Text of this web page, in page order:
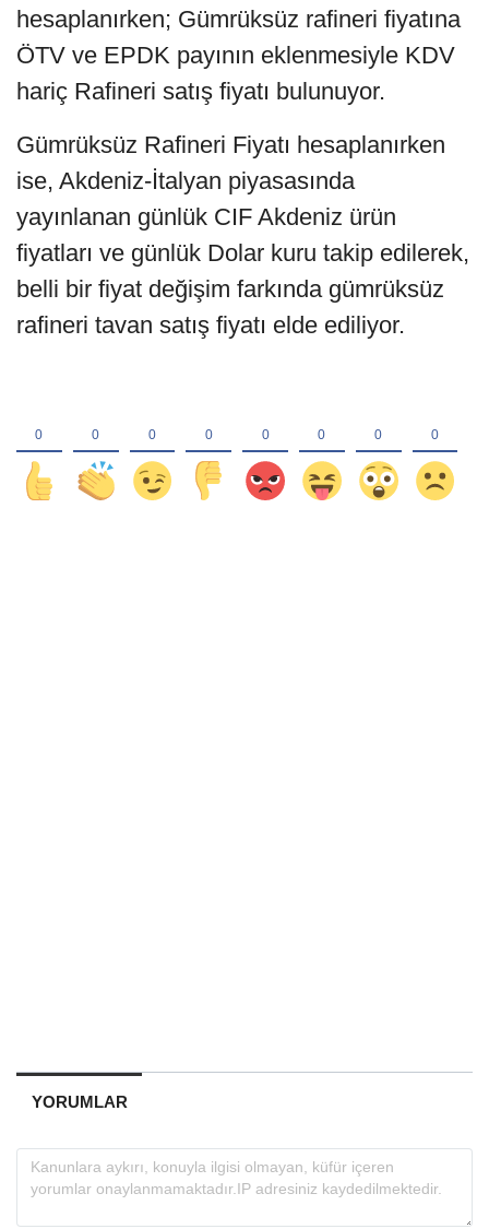
hesaplanırken; Gümrüksüz rafineri fiyatına
ÖTV ve EPDK payının eklenmesiyle KDV
hariç Rafineri satış fiyatı bulunuyor.
Gümrüksüz Rafineri Fiyatı hesaplanırken
ise, Akdeniz-İtalyan piyasasında
yayınlanan günlük CIF Akdeniz ürün
fiyatları ve günlük Dolar kuru takip edilerek,
belli bir fiyat değişim farkında gümrüksüz
rafineri tavan satış fiyatı elde ediliyor.
YORUMLAR